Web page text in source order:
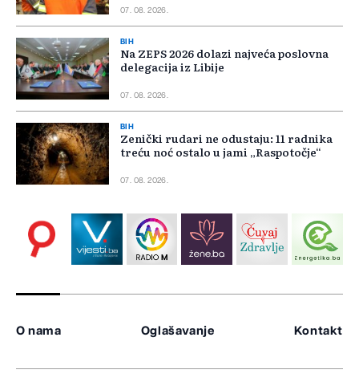
07. 08. 2026.
BIH
Na ZEPS 2026 dolazi najveća poslovna
delegacija iz Libije
07. 08. 2026.
BIH
Zenički rudari ne odustaju: 11 radnika
treću noć ostalo u jami „Raspotočje“
07. 08. 2026.
O nama Oglašavanje Kontakt